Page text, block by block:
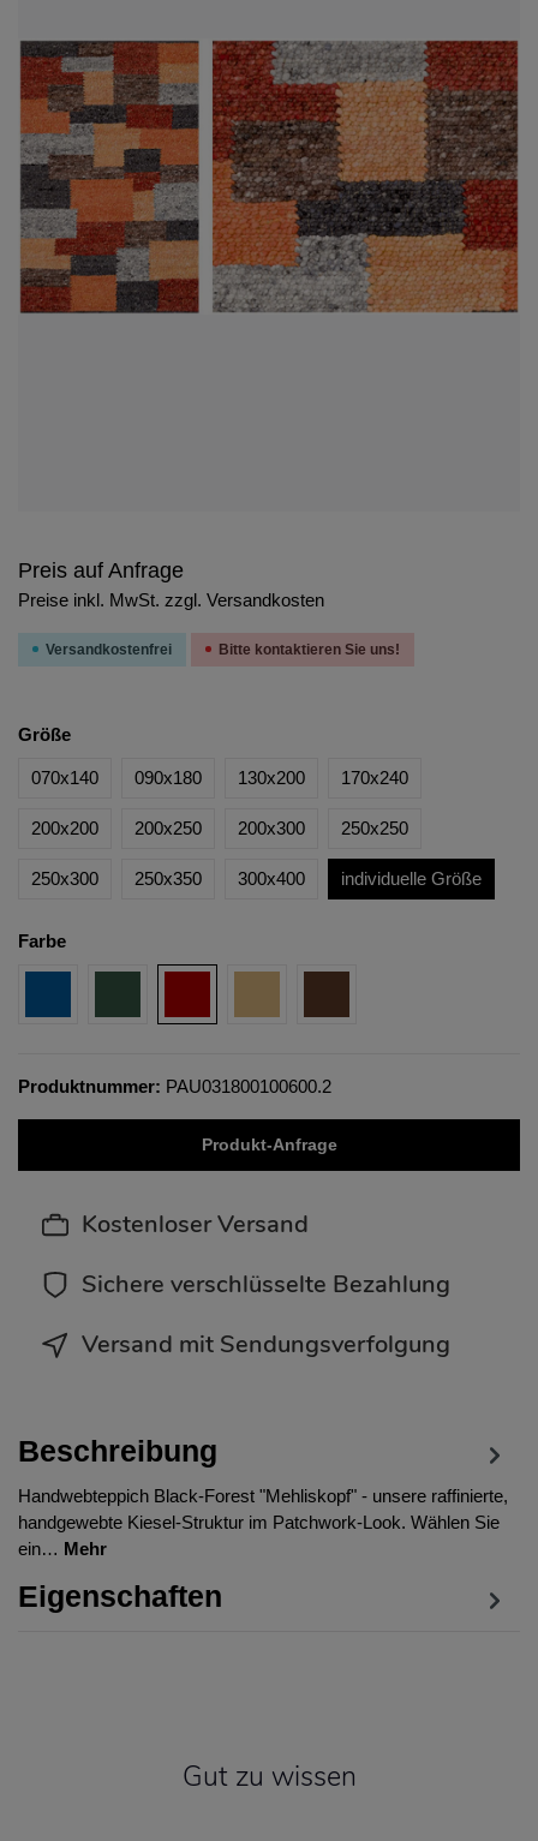
Preis auf Anfrage
Preise inkl. MwSt. zzgl. Versandkosten
Versandkostenfrei Bitte kontaktieren Sie uns!
Größe
070x140 090x180 130x200 170x240
200x200 200x250 200x300 250x250
250x300 250x350 300x400 individuelle Größe
Farbe
Produktnummer: PAU031800100600.2
Produkt-Anfrage
Kostenloser Versand
Sichere verschlüsselte Bezahlung
Versand mit Sendungsverfolgung
Beschreibung
Handwebteppich Black-Forest "Mehliskopf" - unsere raffinierte,
handgewebte Kiesel-Struktur im Patchwork-Look. Wählen Sie
ein… Mehr
Eigenschaften
Gut zu wissen